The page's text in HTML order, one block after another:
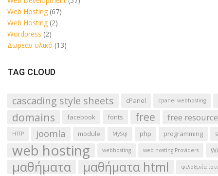
Web Hosting (67)
Web Hosting (2)
Wordpress (2)
Δωρεάν υλικό (13)
TAG CLOUD
cascading style sheets cPanel cpanel webhosting
domains facebook fonts free free
HTTP joomla module MySql php programming
web hosting webhosting web hosting Providers
μαθήματα μαθήματα html φιλοξενία